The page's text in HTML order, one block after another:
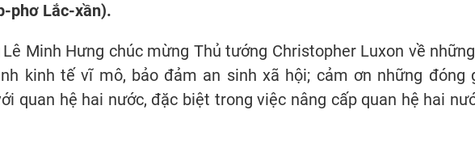
phơ Lắc-xần).
Minh Hưng chúc mừng Thủ tướng Christopher Luxon về
kinh tế vĩ mô, bảo đảm an sinh xã hội; cảm ơn những đóng
quan hệ hai nước, đặc biệt trong việc nâng cấp quan hệ hai